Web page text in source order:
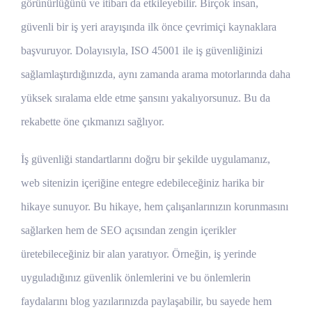
görünürlüğünü ve itibarı da etkileyebilir. Birçok insan,
güvenli bir iş yeri arayışında ilk önce çevrimiçi kaynaklara
başvuruyor. Dolayısıyla, ISO 45001 ile iş güvenliğinizi
sağlamlaştırdığınızda, aynı zamanda arama motorlarında daha
yüksek sıralama elde etme şansını yakalıyorsunuz. Bu da
rekabette öne çıkmanızı sağlıyor.
İş güvenliği standartlarını doğru bir şekilde uygulamanız,
web sitenizin içeriğine entegre edebileceğiniz harika bir
hikaye sunuyor. Bu hikaye, hem çalışanlarınızın korunmasını
sağlarken hem de SEO açısından zengin içerikler
üretebileceğiniz bir alan yaratıyor. Örneğin, iş yerinde
uyguladığınız güvenlik önlemlerini ve bu önlemlerin
faydalarını blog yazılarınızda paylaşabilir, bu sayede hem